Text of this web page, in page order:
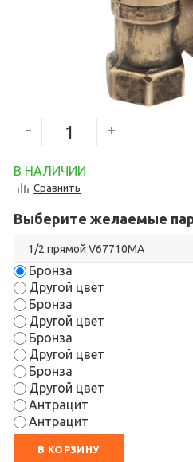
В НАЛИЧИИ
Сравнить
Выберите желаемые
Бронза
Другой цвет
Бронза
Другой цвет
Бронза
Другой цвет
Бронза
Другой цвет
Антрацит
Антрацит
В КОРЗИНУ